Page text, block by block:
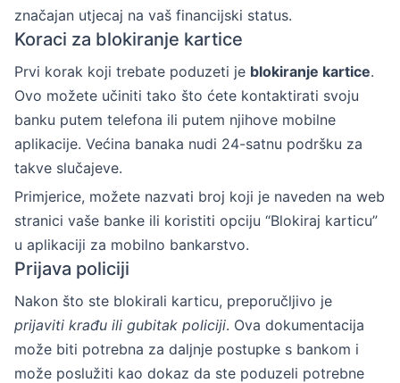
značajan utjecaj na vaš financijski status.
Koraci za blokiranje kartice
Prvi korak koji trebate poduzeti je blokiranje kartice.
Ovo možete učiniti tako što ćete kontaktirati svoju
banku putem telefona ili putem njihove mobilne
aplikacije. Većina banaka nudi 24-satnu podršku za
takve slučajeve.
Primjerice, možete nazvati broj koji je naveden na web
stranici vaše banke ili koristiti opciju “Blokiraj karticu”
u aplikaciji za mobilno bankarstvo.
Prijava policiji
Nakon što ste blokirali karticu, preporučljivo je
prijaviti krađu ili gubitak policiji. Ova dokumentacija
može biti potrebna za daljnje postupke s bankom i
može poslužiti kao dokaz da ste poduzeli potrebne